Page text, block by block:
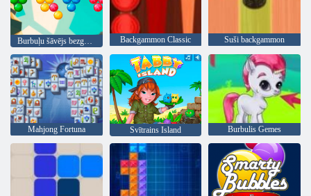
Backgammon Classic Suši backgammon
Mahjong Fortuna Svītrains Island Burbulis Gemes